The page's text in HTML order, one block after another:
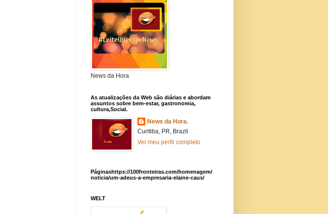
News da Hora
As atualizações da Web são diárias e abordam
assuntos sobre bem-estar, gastronomia,
cultura,Social.
News da Hora.
Curitiba, PR, Brazil
Ver meu perfil completo
Páginashttps://100fronteiras.com/homenagem/
noticia/um-adeus-a-empresaria-elaine-caus/
WELT